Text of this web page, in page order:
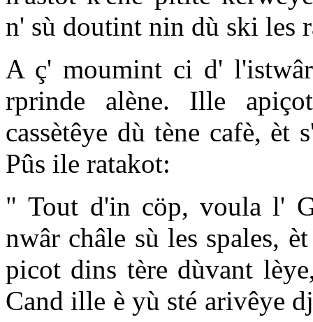
n' sù doutint nin dù ski les
A ç' moumint ci d'
rprinde alène. Ille
cassètêye dù tène cafè,
Pûs ile ratakot:
" Tout d'in cöp, voula l'
nwâr châle sù les spales,
picot dins tère dùvant
Cand ille è yù sté arivêye